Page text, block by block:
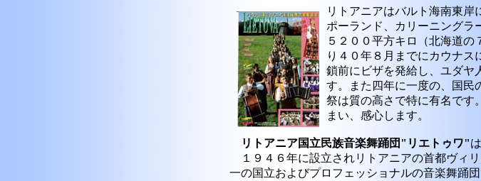
リトアニアはバルト海南東
ポーランド、カリーニングラ
５２００平方キロ（北海道の
り４０年８月までにカウナス
鎖前にビザを発給し、ユダヤ
す。また四年に一度の、国民
祭は質の高さで特に有名です
まい、感心します。
リトアニア国立民族音楽舞踊団"リエトゥワ"は
１９４６年に設立されリトアニアの首都ヴィ
一の国立およびプロフェッショナルの音楽舞踊